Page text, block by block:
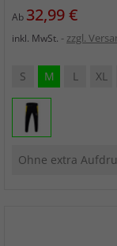
Ab Preis
32,99 €
inkl. MwSt. zzgl.
S M L XL